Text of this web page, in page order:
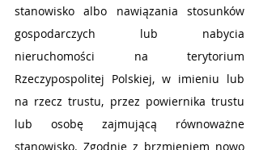
stanowisko albo nawiązania stosunków
gospodarczych lub nabycia
nieruchomości na terytorium
Rzeczypospolitej Polskiej, w imieniu lub
na rzecz trustu, przez powiernika trustu
lub osobę zajmującą równoważne
stanowisko. Zgodnie z brzmieniem nowo